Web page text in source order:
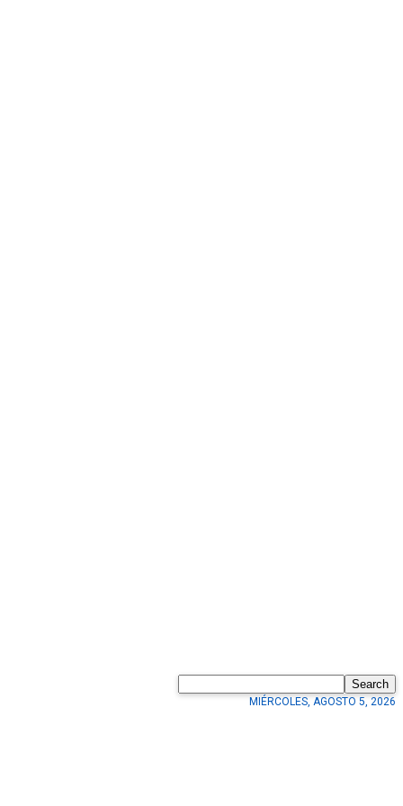
Search
MIÉRCOLES, AGOSTO 5, 2026